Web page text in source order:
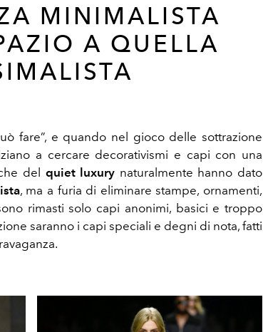
MINIMALISTA
A QUELLA
fare”, e quando nel gioco delle sottrazione
a cercare decorativismi e capi con una
del quiet luxury naturalmente hanno dato
, ma a furia di eliminare stampe, ornamenti,
rimasti solo capi anonimi, basici e troppo
saranno i capi speciali e degni di nota, fatti